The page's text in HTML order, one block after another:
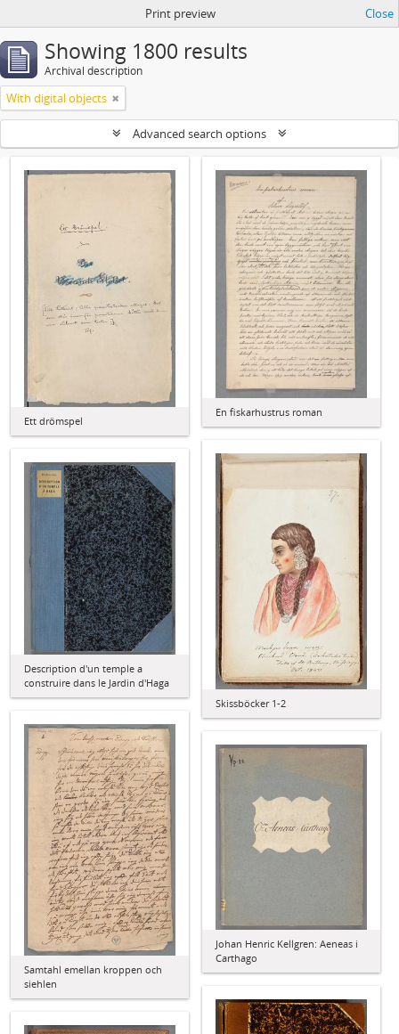
Print preview Close
Showing 1800 results
Archival description
With digital objects
Advanced search options
Ett drömspel
En fiskarhustrus roman
Skissböcker 1-2
Description d'un temple a
construire dans le Jardin d'Haga
Samtahl emellan kroppen och
siehlen
Johan Henric Kellgren: Aeneas i
Carthago